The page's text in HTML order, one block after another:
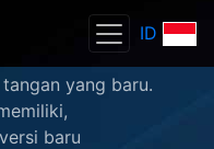
ID
yang baru.
baru